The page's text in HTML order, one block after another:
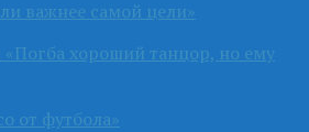
важнее самой цели»
хороший танцор, но ему
от футбола»